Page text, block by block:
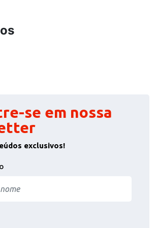
se em nossa
exclusivos!